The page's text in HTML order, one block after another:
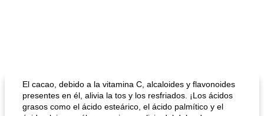
El cacao, debido a la vitamina C, alcaloides y flavonoides
presentes en él, alivia la tos y los resfriados. ¡Los ácidos
grasos como el ácido esteárico, el ácido palmítico y el